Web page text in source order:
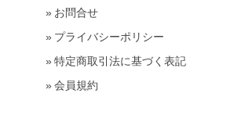
お問合せ
プライバシーポリシー
特定商取引法に基づく表記
会員規約